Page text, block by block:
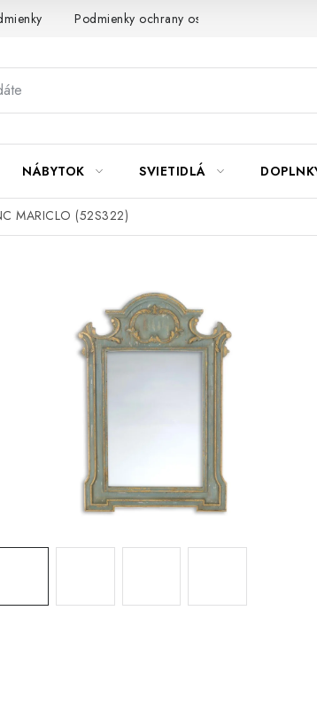
Podmienky ochrany osobných údajov
NÁBYTOK SVIETIDLÁ
MARICLO (52S322)